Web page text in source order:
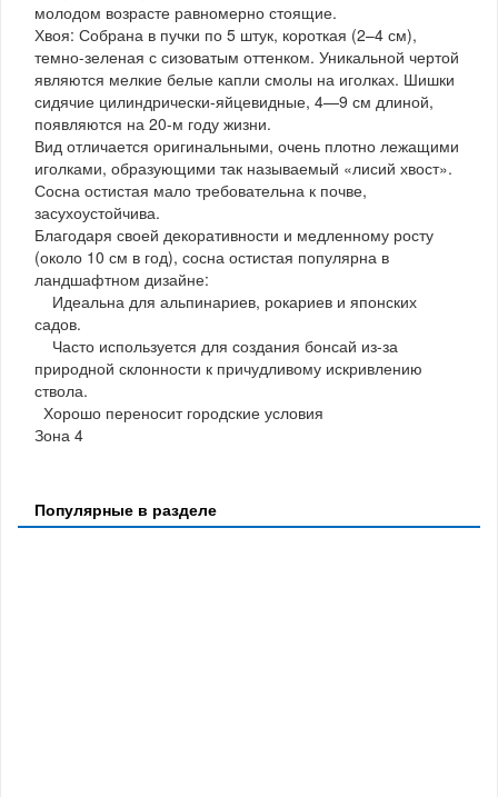
молодом возрасте равномерно стоящие.
Хвоя: Собрана в пучки по 5 штук, короткая (2–4 см),
темно-зеленая с сизоватым оттенком. Уникальной чертой
являются мелкие белые капли смолы на иголках. Шишки
сидячие цилиндрически-яйцевидные, 4—9 см длиной,
появляются на 20-м году жизни.
Вид отличается оригинальными, очень плотно лежащими
иголками, образующими так называемый «лисий хвост».
Сосна остистая мало требовательна к почве,
засухоустойчива.
Благодаря своей декоративности и медленному росту
(около 10 см в год), сосна остистая популярна в
ландшафтном дизайне:
Идеальна для альпинариев, рокариев и японских
садов.
Часто используется для создания бонсай из-за
природной склонности к причудливому искривлению
ствола.
Хорошо переносит городские условия
Зона 4
Популярные в разделе